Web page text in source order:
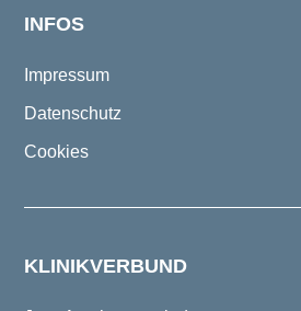
INFOS
Impressum
Datenschutz
Cookies
KLINIKVERBUND